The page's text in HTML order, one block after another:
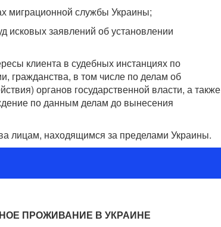
миграционной службы Украины;
исковых заявлений об установлении
клиента в судебных инстанциях по
гражданства, в том числе по делам об
органов государственной власти, а также
по данным делам до вынесения
лицам, находящимся за пределами Украины.
ПРОЖИВАНИЕ В УКРАИНЕ